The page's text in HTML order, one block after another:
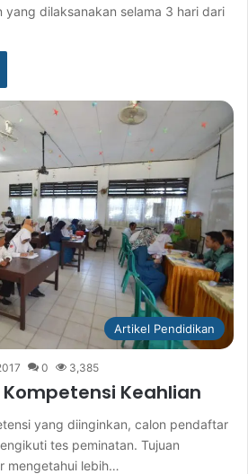
yang dilaksanakan selama 3 hari dari
Artikel Pendidikan
0 3,385
Keahlian
yang diinginkan, calon pendaftar
tes peminatan. Tujuan
mengetahui lebih…